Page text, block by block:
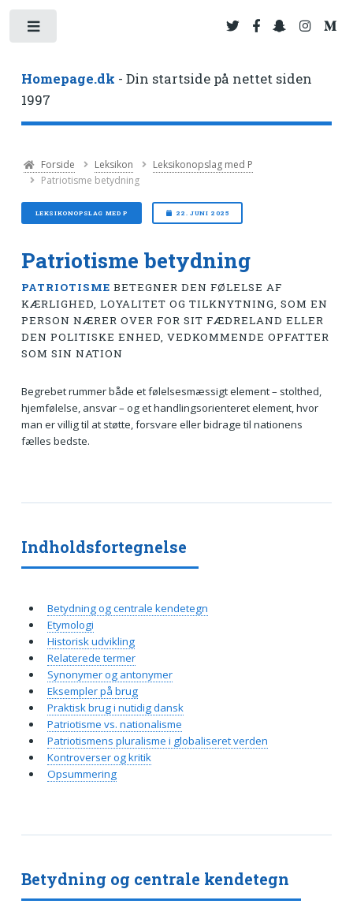
Homepage.dk - Din startside på nettet siden
1997
Forside Leksikon
Leksikonopslag med P
Patriotisme betydning
LEKSIKONOPSLAG MED P 22. JUNI 2025
Patriotisme betydning
PATRIOTISME BETEGNER DEN FØLELSE AF
KÆRLIGHED, LOYALITET OG TILKNYTNING, SOM EN
PERSON NÆRER OVER FOR SIT FÆDRELAND ELLER
DEN POLITISKE ENHED, VEDKOMMENDE OPFATTER
SOM SIN NATION
Begrebet rummer både et følelsesmæssigt element – stolthed,
hjemfølelse, ansvar – og et handlingsorienteret element, hvor
man er villig til at støtte, forsvare eller bidrage til nationens
fælles bedste.
Betydning og centrale kendetegn
Indholdsfortegnelse
Betydning og centrale kendetegn
Etymologi
Historisk udvikling
Relaterede termer
Synonymer og antonymer
Eksempler på brug
Praktisk brug i nutidig dansk
Patriotisme vs. nationalisme
Patriotismens pluralisme i globaliseret verden
Kontroverser og kritik
Opsummering